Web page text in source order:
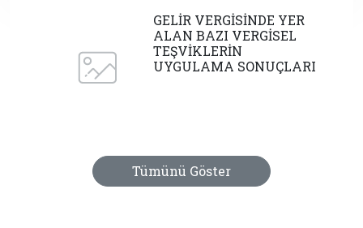
GELİR VERGİSİNDE YER
ALAN BAZI VERGİSEL
TEŞVİKLERİN
UYGULAMA SONUÇLARI
Tümünü Göster